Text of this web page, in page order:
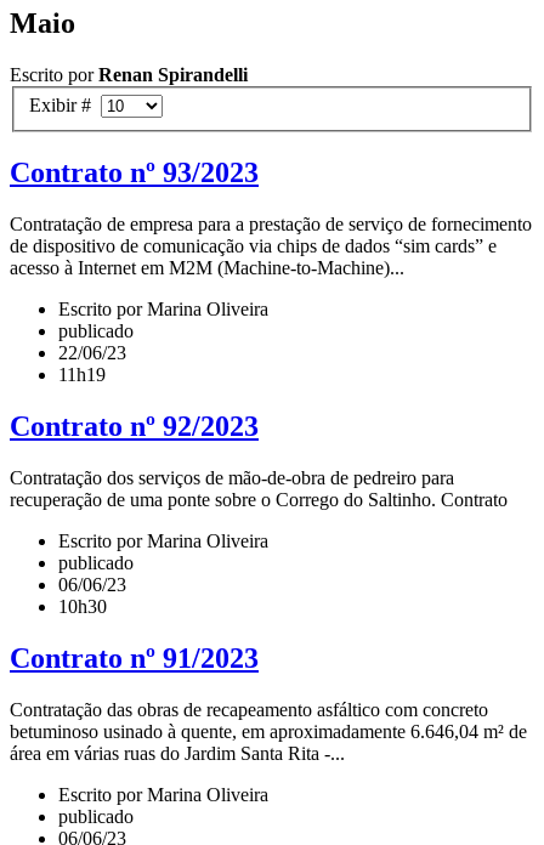
Maio
Escrito porRenan Spirandelli
Exibir #
Contrato nº 93/2023
Contratação de empresa para a prestação de serviço de fornecimento
de dispositivo de comunicação via chips de dados “sim cards” e
acesso à Internet em M2M (Machine-to-Machine)...
Escrito por Marina Oliveira
publicado
22/06/23
11h19
Contrato nº 92/2023
Contratação dos serviços de mão-de-obra de pedreiro para
recuperação de uma ponte sobre o Corrego do Saltinho. Contrato
Escrito por Marina Oliveira
publicado
06/06/23
10h30
Contrato nº 91/2023
Contratação das obras de recapeamento asfáltico com concreto
betuminoso usinado à quente, em aproximadamente 6.646,04 m² de
área em várias ruas do Jardim Santa Rita -...
Escrito por Marina Oliveira
publicado
06/06/23